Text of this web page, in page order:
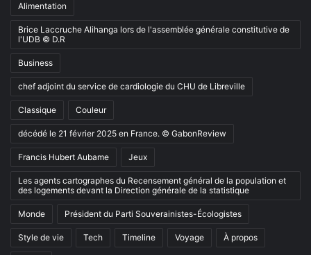
Alimentation
Brice Laccruche Alihanga lors de l'assemblée générale constitutive de
l'UDB © D.R
Business
chef adjoint du service de cardiologie du CHU de Libreville
Classique Couleur
décédé le 21 février 2025 en France. © GabonReview
Francis Hubert Aubame Jeux
Les agents cartographes du Recensement général de la population et
des logements devant la Direction générale de la statistique
Monde Président du Parti Souverainistes-Écologistes
Style de vie Tech Timeline Voyage À propos